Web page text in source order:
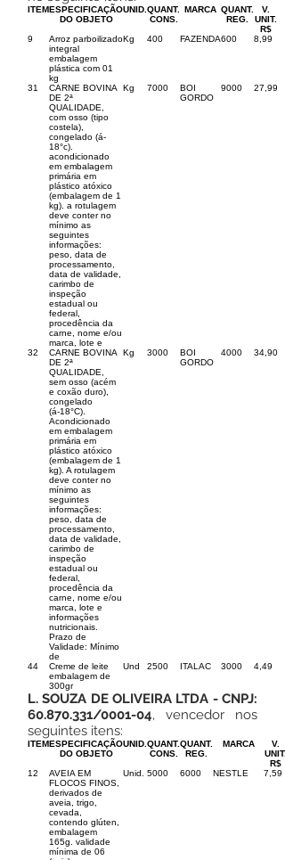
ITEMESPECIFICAÇÃO
DO OBJETO
UNID. QUANT.
CONS.
MARCA QUANT.
REG.
V.
UNIT.
R$
9
Arroz parboilizado
integral
embalagem
plástica com 01
kg
Kg 400 FAZENDA600 8,99
31
CARNE BOVINA
DE 2ª
QUALIDADE,
com osso (tipo
costela),
congelado (á-
18°c).
acondicionado
em embalagem
primária em
plástico atóxico
(embalagem de 1
kg). a rotulagem
deve conter no
mínimo as
seguintes
informações:
peso, data de
processamento,
data de validade,
carimbo de
inspeção
estadual ou
federal,
procedência da
carne, nome e/ou
marca, lote e
Kg 7000
BOI
GORDO
9000 27,99
32
CARNE BOVINA
DE 2ª
QUALIDADE,
sem osso (acém
e coxão duro),
congelado
(á-18°C).
Acondicionado
em embalagem
primária em
plástico atóxico
(embalagem de 1
kg). A rotulagem
deve conter no
mínimo as
seguintes
informações:
peso, data de
processamento,
data de validade,
carimbo de
inspeção
estadual ou
federal,
procedência da
carne, nome e/ou
marca, lote e
informações
nutricionais.
Prazo de
Validade: Mínimo
de
Kg 3000
BOI
GORDO
4000 34,90
44
Creme de leite
embalagem de
300gr
Und 2500 ITALAC 3000 4,49
L. SOUZA DE OLIVEIRA LTDA - CNPJ:
60.870.331/0001-04, vencedor nos
seguintes itens:
ITEMESPECIFICAÇÃO
DO OBJETO
UNID. QUANT.
CONS.
QUANT.
REG.
MARCA
V.
UNIT.
R$
12
AVEIA EM
FLOCOS FINOS,
derivados de
aveia, trigo,
cevada,
contendo glúten,
embalagem
165g. validade
mínima de 06
Unid. 5000 6000 NESTLE 7,59